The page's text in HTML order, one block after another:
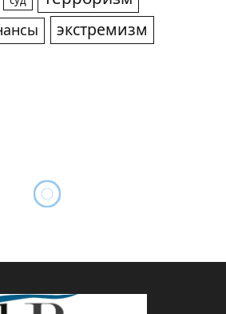
экстремизм
сотрудник
предприятия